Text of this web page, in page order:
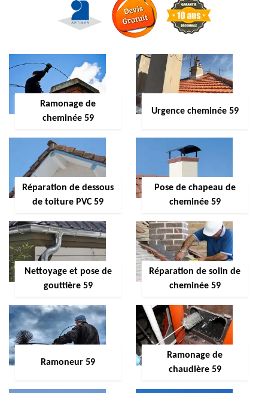
Ramonage de
cheminée 59
Urgence cheminée 59
Réparation de dessous
de toiture PVC 59
Pose de chapeau de
cheminée 59
Nettoyage et pose de
gouttière 59
Réparation de solin de
cheminée 59
Ramoneur 59
Ramonage de
chaudière 59